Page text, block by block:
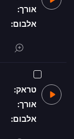
אורך:
אלבום:
טראק:
אורך:
אלבום: